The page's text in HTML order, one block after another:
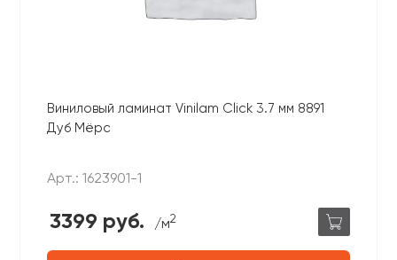
Виниловый ламинат Vinilam Click 3.7 мм 8891
Дуб Мёрс
Арт.: 1623901-1
3399 руб. /м2